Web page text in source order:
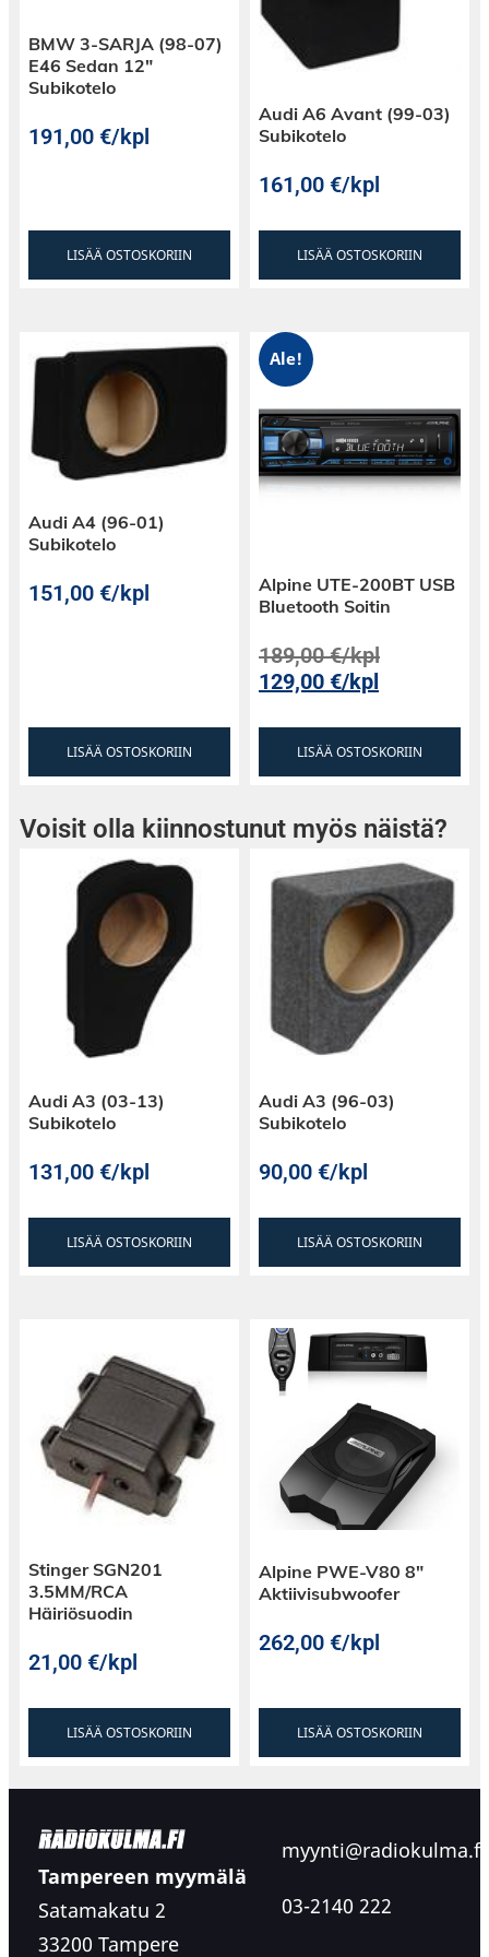
BMW 3-SARJA (98-07)
E46 Sedan 12″
Subikotelo
191,00€/kpl
LISÄÄ OSTOSKORIIN
Audi A6 Avant (99-03)
Subikotelo
161,00€/kpl
LISÄÄ OSTOSKORIIN
Audi A4 (96-01)
Subikotelo
151,00€/kpl
LISÄÄ OSTOSKORIIN
Ale!
Alpine UTE-200BT USB
Bluetooth Soitin
189,00€/kpl
129,00€/kpl
LISÄÄ OSTOSKORIIN
Voisit olla kiinnostunut myös näistä?
Audi A3 (03-13)
Subikotelo
131,00€/kpl
LISÄÄ OSTOSKORIIN
Audi A3 (96-03)
Subikotelo
90,00€/kpl
LISÄÄ OSTOSKORIIN
Stinger SGN201
3.5MM/RCA
Häiriösuodin
21,00€/kpl
LISÄÄ OSTOSKORIIN
Alpine PWE-V80 8″
Aktiivisubwoofer
262,00€/kpl
LISÄÄ OSTOSKORIIN
Tampereen myymälä
Satamakatu 2
33200 Tampere
myynti@radiokulma.fi
03-2140 222